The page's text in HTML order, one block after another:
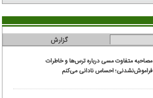
گزارش
مصاحبه متفاوت مسی درباره ترس‌ها و خاطرات
فراموش‌نشدنی؛ احساس نادانی می‌کنم